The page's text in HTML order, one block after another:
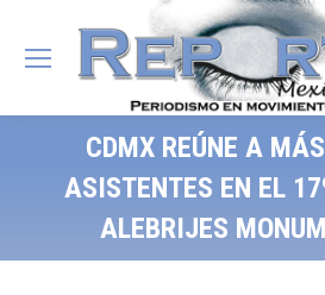
CDMX REÚNE A
ASISTENTES EN EL
ALEBRIJES